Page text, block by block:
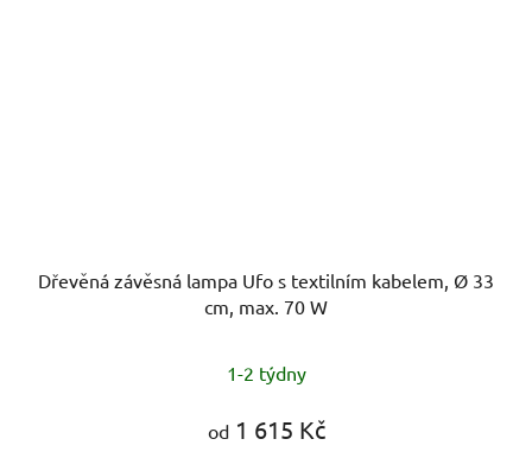
Dřevěná závěsná lampa Ufo s textilním kabelem, Ø 33
cm, max. 70 W
1-2 týdny
od1 615 Kč